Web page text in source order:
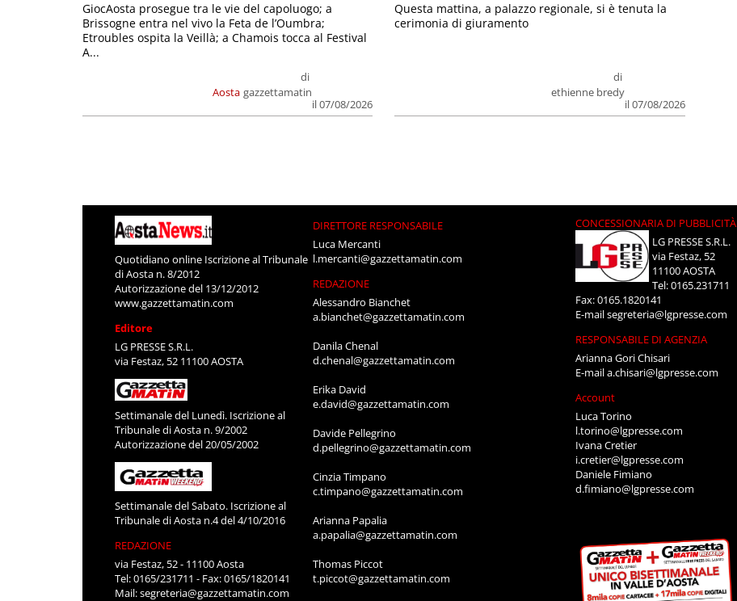
Aosta
di
gazzettamatin
il 07/08/2026
GiocAosta prosegue tra le vie del capoluogo; a
Brissogne entra nel vivo la Feta de l’Oumbra;
Etroubles ospita la Veillà; a Chamois tocca al Festival
A...
di
ethienne bredy
il 07/08/2026
Questa mattina, a palazzo regionale, si è tenuta la
cerimonia di giuramento
Quotidiano online Iscrizione al Tribunale
di Aosta n. 8/2012
Autorizzazione del 13/12/2012
www.gazzettamatin.com
Editore
LG PRESSE S.R.L.
via Festaz, 52 11100 AOSTA
Settimanale del Lunedì. Iscrizione al
Tribunale di Aosta n. 9/2002
Autorizzazione del 20/05/2002
Settimanale del Sabato. Iscrizione al
Tribunale di Aosta n.4 del 4/10/2016
REDAZIONE
via Festaz, 52 - 11100 Aosta
Tel: 0165/231711 - Fax: 0165/1820141
Mail:segreteria@gazzettamatin.com
DIRETTORE RESPONSABILE
Luca Mercanti
l.mercanti@gazzettamatin.com
REDAZIONE
Alessandro Bianchet
a.bianchet@gazzettamatin.com
Danila Chenal
d.chenal@gazzettamatin.com
Erika David
e.david@gazzettamatin.com
Davide Pellegrino
d.pellegrino@gazzettamatin.com
Cinzia Timpano
c.timpano@gazzettamatin.com
Arianna Papalia
a.papalia@gazzettamatin.com
Thomas Piccot
t.piccot@gazzettamatin.com
CONCESSIONARIA DI PUBBLICITÀ
LG PRESSE S.R.L.
via Festaz, 52
11100 AOSTA
Tel: 0165.231711
Fax: 0165.1820141
E-mailsegreteria@lgpresse.com
RESPONSABILE DI AGENZIA
Arianna Gori Chisari
E-maila.chisari@lgpresse.com
Account
Luca Torino
l.torino@lgpresse.com
Ivana Cretier
i.cretier@lgpresse.com
Daniele Fimiano
d.fimiano@lgpresse.com